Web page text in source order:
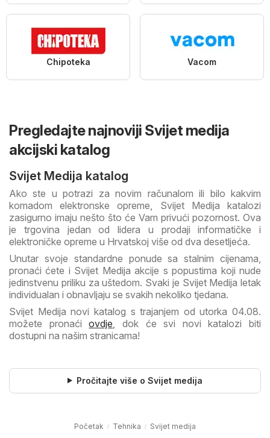
Chipoteka Vacom
Pregledajte najnoviji Svijet medija
akcijski katalog
Svijet Medija katalog
Ako ste u potrazi za novim računalom ili bilo kakvim
komadom elektronske opreme, Svijet Medija katalozi
zasigurno imaju nešto što će Vam privući pozornost. Ova
je trgovina jedan od lidera u prodaji informatičke i
elektroničke opreme u Hrvatskoj više od dva desetljeća.
Unutar svoje standardne ponude sa stalnim cijenama,
pronaći ćete i Svijet Medija akcije s popustima koji nude
jedinstvenu priliku za uštedom. Svaki je Svijet Medija letak
individualan i obnavljaju se svakih nekoliko tjedana.
Svijet Medija novi katalog s trajanjem od utorka 04.08.
možete pronaćiovdje , dok će svi novi katalozi biti
dostupni na našim stranicama!
Pročitajte više o Svijet medija
Početak Tehnika Svijet medija